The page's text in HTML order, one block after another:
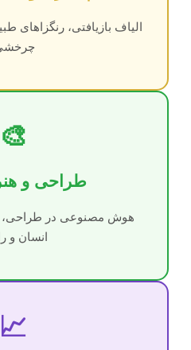
الیاف بازیافتی، رنگزاهای
🎨
طراحی و
هوش مصنوعی در طراحی،
انسان و
📈